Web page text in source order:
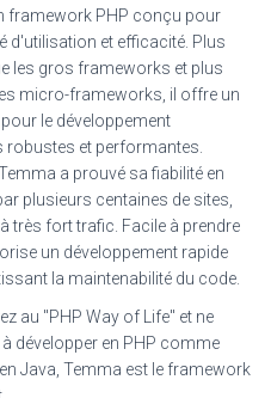
framework PHP conçu pour
d'utilisation et efficacité. Plus
les gros frameworks et plus
micro-frameworks, il offre un
le développement
et performantes.
a prouvé sa fiabilité en
plusieurs centaines de sites,
très fort trafic. Facile à prendre
un développement rapide
la maintenabilité du code.
au "PHP Way of Life" et ne
développer en PHP comme
Java, Temma est le framework